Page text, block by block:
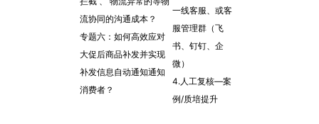
流协同的沟通成本？
专题六：如何高效应对
大促后商品补发并实现
补发信息自动通知通知
消费者？
一线客服、或客
服管理群（飞
书、钉钉、企
微）
4.人工复核—案
例/质培提升